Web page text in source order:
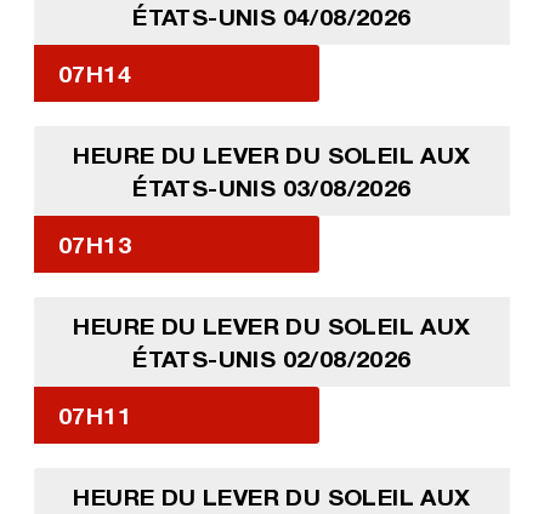
ÉTATS-UNIS 04/08/2026
07H14
HEURE DU LEVER DU SOLEIL AUX
ÉTATS-UNIS 03/08/2026
07H13
HEURE DU LEVER DU SOLEIL AUX
ÉTATS-UNIS 02/08/2026
07H11
HEURE DU LEVER DU SOLEIL AUX